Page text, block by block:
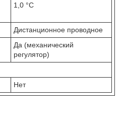
1,0 °С
Дистанционное проводное
Да (механический
регулятор)
Нет